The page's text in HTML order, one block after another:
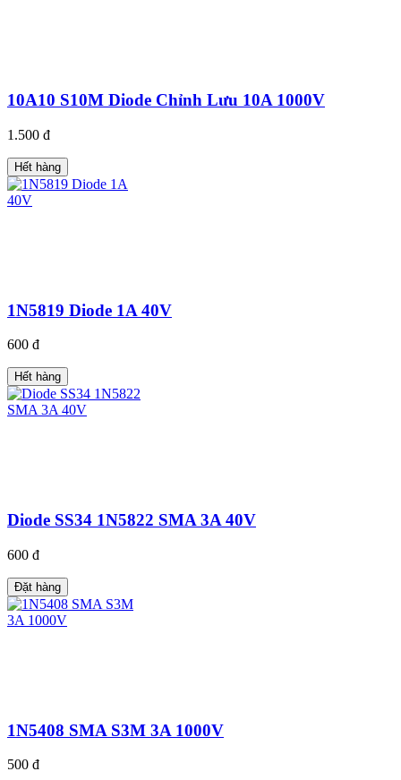
10A10 S10M Diode Chỉnh Lưu 10A 1000V
1.500 đ
Hết hàng
1N5819 Diode 1A 40V
600 đ
Hết hàng
Diode SS34 1N5822 SMA 3A 40V
600 đ
Đặt hàng
1N5408 SMA S3M 3A 1000V
500 đ